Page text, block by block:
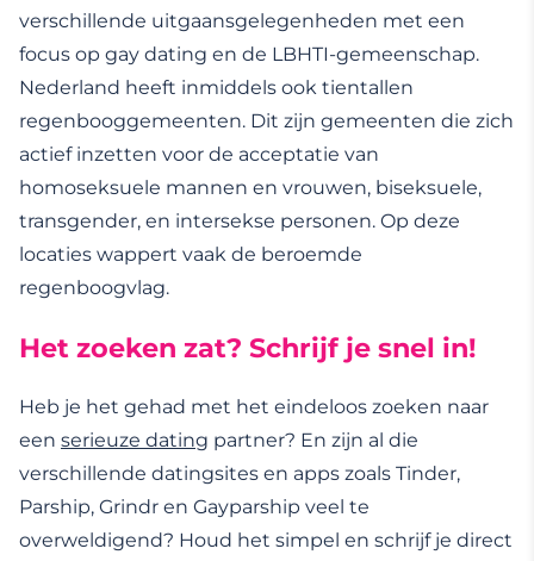
verschillende uitgaansgelegenheden met een
focus op gay dating en de LBHTI-gemeenschap.
Nederland heeft inmiddels ook tientallen
regenbooggemeenten. Dit zijn gemeenten die zich
actief inzetten voor de acceptatie van
homoseksuele mannen en vrouwen, biseksuele,
transgender, en intersekse personen. Op deze
locaties wappert vaak de beroemde
regenboogvlag.
Het zoeken zat? Schrijf je snel in!
Heb je het gehad met het eindeloos zoeken naar
een serieuze dating partner? En zijn al die
verschillende datingsites en apps zoals Tinder,
Parship, Grindr en Gayparship veel te
overweldigend? Houd het simpel en schrijf je direct